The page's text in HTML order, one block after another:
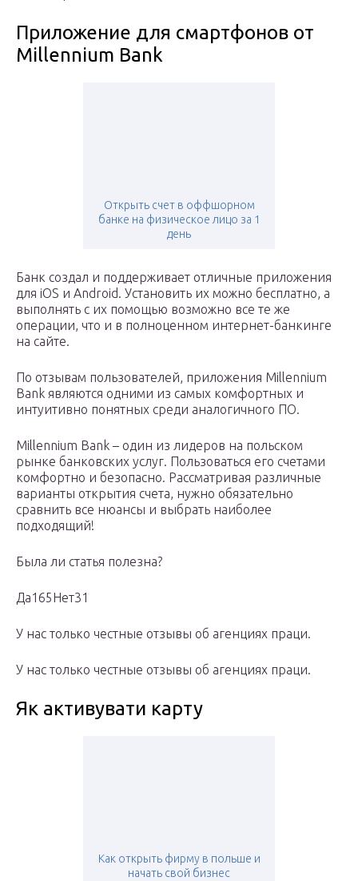
Приложение для смартфонов от
Millennium Bank
Открыть счет в оффшорном
банке на физическое лицо за 1
день
Банк создал и поддерживает отличные приложения
для iOS и Android. Установить их можно бесплатно, а
выполнять с их помощью возможно все те же
операции, что и в полноценном интернет-банкинге
на сайте.
По отзывам пользователей, приложения Millennium
Bank являются одними из самых комфортных и
интуитивно понятных среди аналогичного ПО.
Millennium Bank – один из лидеров на польском
рынке банковских услуг. Пользоваться его счетами
комфортно и безопасно. Рассматривая различные
варианты открытия счета, нужно обязательно
сравнить все нюансы и выбрать наиболее
подходящий!
Была ли статья полезна?
Да165Нет31
У нас только честные отзывы об агенциях праци.
У нас только честные отзывы об агенциях праци.
Як активувати карту
Как открыть фирму в польше и
начать свой бизнес